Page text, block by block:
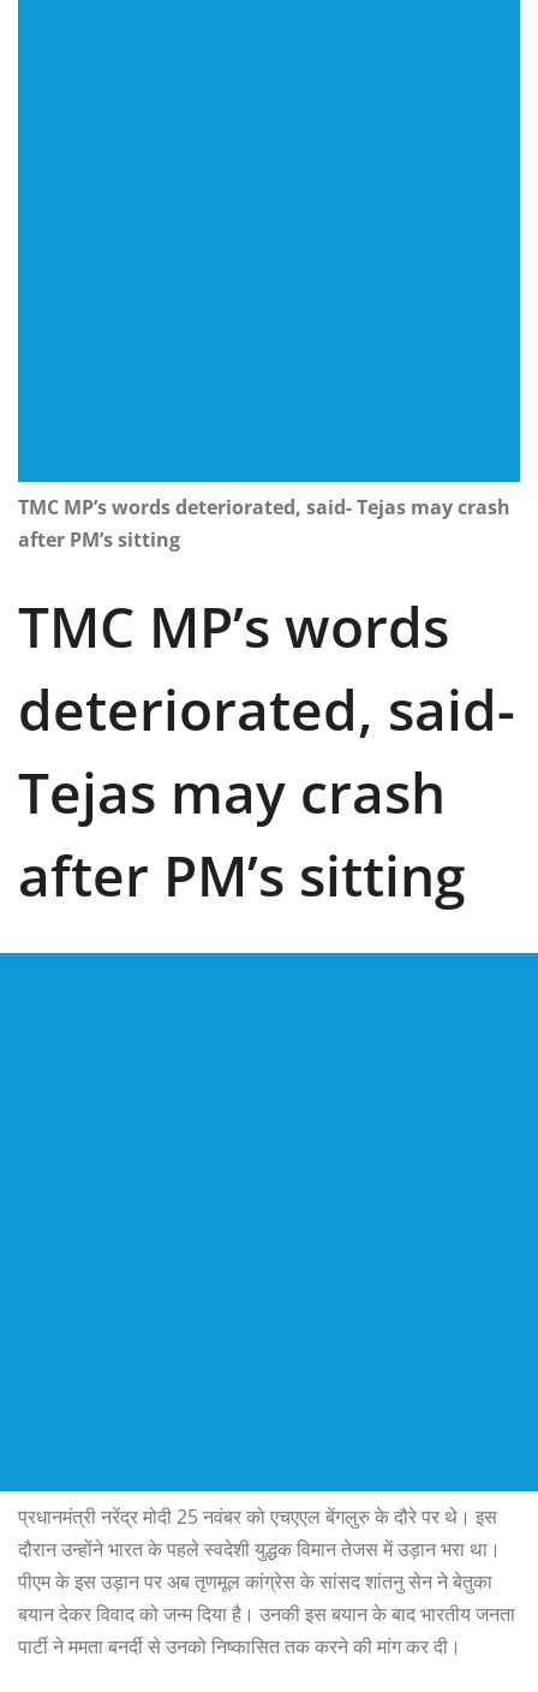
TMC MP’s words deteriorated, said- Tejas may crash
after PM’s sitting
TMC MP’s words
deteriorated, said-
Tejas may crash
after PM’s sitting
प्रधानमंत्री नरेंद्र मोदी 25 नवंबर को एचएएल बेंगलुरु के दौरे पर थे। इस
दौरान उन्होंने भारत के पहले स्वदेशी युद्धक विमान तेजस में उड़ान भरा था।
पीएम के इस उड़ान पर अब तृणमूल कांग्रेस के सांसद शांतनु सेन ने बेतुका
बयान देकर विवाद को जन्म दिया है। उनकी इस बयान के बाद भारतीय जनता
पार्टी ने ममता बनर्दी से उनको निष्कासित तक करने की मांग कर दी।